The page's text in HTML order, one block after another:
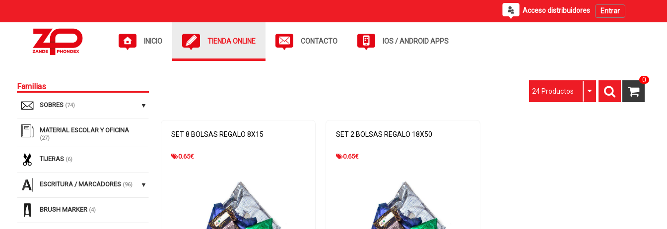
Acceso distribuidores Entrar
INICIO TIENDA ONLINE CONTACTO IOS / ANDROID APPS
Familias
SOBRES (74)
MATERIAL ESCOLAR Y OFICINA
(27)
TIJERAS (6)
ESCRITURA / MARCADORES (96)
BRUSH MARKER (4)
0
24 Productos
SET 8 BOLSAS REGALO 8X15
0.65€
SET 2 BOLSAS REGALO 18X50
0.65€